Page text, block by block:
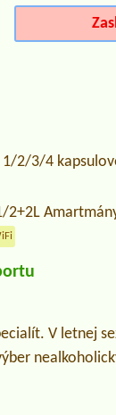
2/3/4
2+2L
V letnej